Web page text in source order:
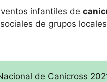
infantiles de
de grupos
de Canicross